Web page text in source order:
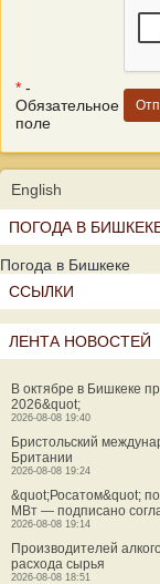
* -
Обязательное
поле
English
ПОГОДА В
Погода в Бишкеке
ССЫЛКИ
ЛЕНТА НОВОСТЕЙ
В октябре в Бишкеке
2026&quot;
2026-08-08 19:40
Бристольский
Британии
2026-08-08 19:24
&quot;Росатом&quot;
МВт — подписано
2026-08-08 19:14
Производителей
расхода сырья
2026-08-08 18:51